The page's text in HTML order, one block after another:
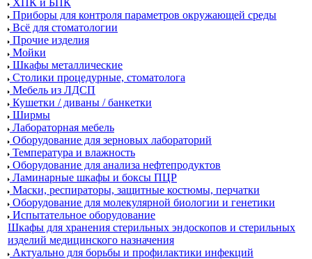
ХПК и БПК
Приборы для контроля параметров окружающей среды
Всё для стоматологии
Прочие изделия
Мойки
Шкафы металлические
Столики процедурные, стоматолога
Мебель из ЛДСП
Кушетки / диваны / банкетки
Ширмы
Лабораторная мебель
Оборудование для зерновых лабораторий
Температура и влажность
Оборудование для анализа нефтепродуктов
Ламинарные шкафы и боксы ПЦР
Маски, респираторы, защитные костюмы, перчатки
Оборудование для молекулярной биологии и генетики
Испытательное оборудование
Шкафы для хранения стерильных эндоскопов и стерильных
изделий медицинского назначения
Актуально для борьбы и профилактики инфекций